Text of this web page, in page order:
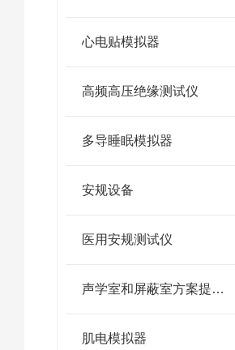
心电贴模拟器
高频高压绝缘测试仪
多导睡眠模拟器
安规设备
医用安规测试仪
声学室和屏蔽室方案提供商
肌电模拟器